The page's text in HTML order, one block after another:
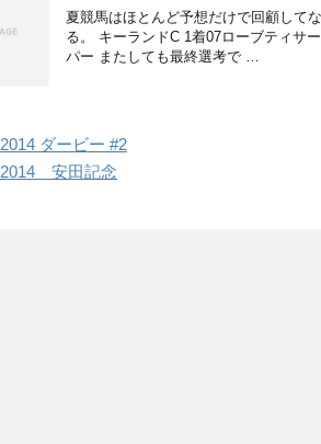
夏競馬はほとんど予想だけで回顧して
る。 キーランドC 1着07ローブティサ
パー またしても最終選考で …
2014 ダービー #2
2014 安田記念